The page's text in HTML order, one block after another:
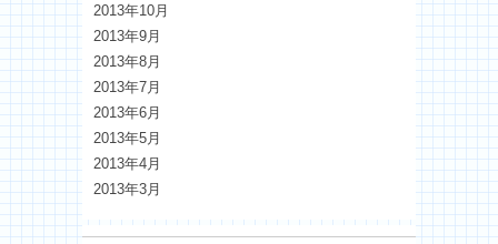
2013年10月
2013年9月
2013年8月
2013年7月
2013年6月
2013年5月
2013年4月
2013年3月